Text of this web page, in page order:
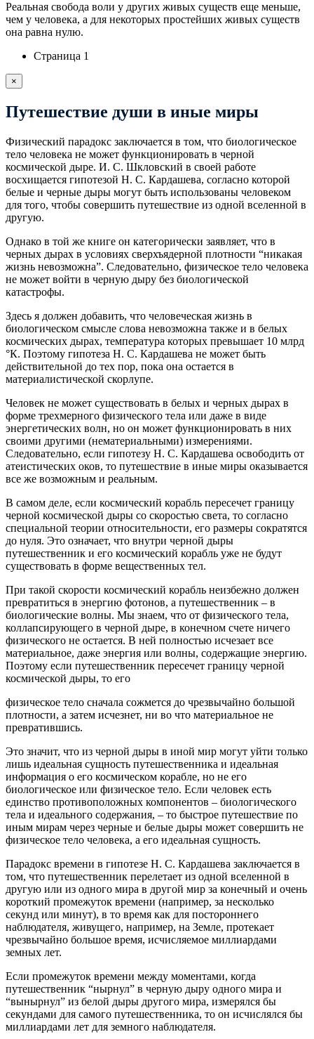
Реальная свобода воли у других живых существ еще меньше,
чем у человека, а для некоторых простейших живых существ
она равна нулю.
Страница 1
×
Путешествие души в иные миры
Физический парадокс заключается в том, что биологическое
тело человека не может функционировать в черной
космической дыре. И. С. Шкловский в своей работе
восхищается гипотезой Н. С. Кардашева, согласно которой
белые и черные дыры могут быть использованы человеком
для того, чтобы совершить путешествие из одной вселенной в
другую.
Однако в той же книге он категорически заявляет, что в
черных дырах в условиях сверхъядерной плотности “никакая
жизнь невозможна”. Следовательно, физическое тело человека
не может войти в черную дыру без биологической
катастрофы.
Здесь я должен добавить, что человеческая жизнь в
биологическом смысле слова невозможна также и в белых
космических дырах, температура которых превышает 10 млрд
°К. Поэтому гипотеза Н. С. Кардашева не может быть
действительной до тех пор, пока она остается в
материалистической скорлупе.
Человек не может существовать в белых и черных дырах в
форме трехмерного физического тела или даже в виде
энергетических волн, но он может функционировать в них
своими другими (нематериальными) измерениями.
Следовательно, если гипотезу Н. С. Кардашева освободить от
атеистических оков, то путешествие в иные миры оказывается
все же возможным и реальным.
В самом деле, если космический корабль пересечет границу
черной космической дыры со скоростью света, то согласно
специальной теории относительности, его размеры сократятся
до нуля. Это означает, что внутри черной дыры
путешественник и его космический корабль уже не будут
существовать в форме вещественных тел.
При такой скорости космический корабль неизбежно должен
превратиться в энергию фотонов, а путешественник – в
биологические волны. Мы знаем, что от физического тела,
коллапсирующего в черной дыре, в конечном счете ничего
физического не остается. В ней полностью исчезает все
материальное, даже энергия или волны, содержащие энергию.
Поэтому если путешественник пересечет границу черной
космической дыры, то его
физическое тело сначала сожмется до чрезвычайно большой
плотности, а затем исчезнет, ни во что материальное не
превратившись.
Это значит, что из черной дыры в иной мир могут уйти только
лишь идеальная сущность путешественника и идеальная
информация о его космическом корабле, но не его
биологическое или физическое тело. Если человек есть
единство противоположных компонентов – биологического
тела и идеального содержания, – то быстрое путешествие по
иным мирам через черные и белые дыры может совершить не
физическое тело человека, а его идеальная сущность.
Парадокс времени в гипотезе Н. С. Кардашева заключается в
том, что путешественник перелетает из одной вселенной в
другую или из одного мира в другой мир за конечный и очень
короткий промежуток времени (например, за несколько
секунд или минут), в то время как для постороннего
наблюдателя, живущего, например, на Земле, протекает
чрезвычайно большое время, исчисляемое миллиардами
земных лет.
Если промежуток времени между моментами, когда
путешественник “нырнул” в черную дыру одного мира и
“вынырнул” из белой дыры другого мира, измерялся бы
секундами для самого путешественника, то он исчислялся бы
миллиардами лет для земного наблюдателя.